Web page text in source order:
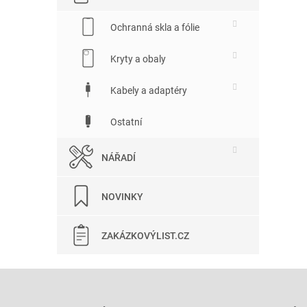
Ochranná skla a fólie
Kryty a obaly
Kabely a adaptéry
Ostatní
NÁŘADÍ
NOVINKY
ZAKÁZKOVÝLIST.CZ